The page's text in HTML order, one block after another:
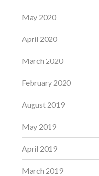
May 2020
April 2020
March 2020
February 2020
August 2019
May 2019
April 2019
March 2019